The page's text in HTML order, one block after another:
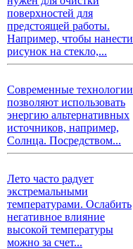
поверхностей для
предстоящей работы.
Например, чтобы нанести
рисунок на стекло,...
Современные технологии
позволяют использовать
энергию альтернативных
источников, например,
Солнца. Посредством...
Лето часто радует
экстремальными
температурами. Ослабить
негативное влияние
высокой температуры
можно за счет...